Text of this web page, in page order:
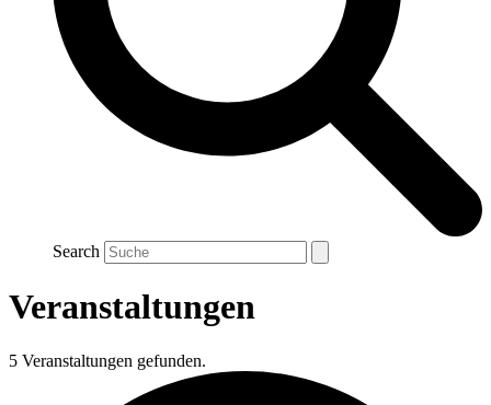
Search
Veranstaltungen
5 Veranstaltungen gefunden.